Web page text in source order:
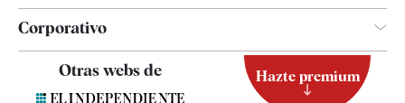
Corporativo
Otras webs de Hazte premium